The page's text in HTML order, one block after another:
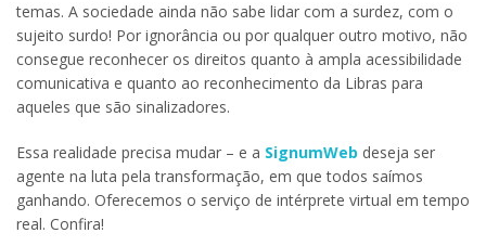
temas. A sociedade ainda não sabe lidar com a surdez, com o
sujeito surdo! Por ignorância ou por qualquer outro motivo, não
consegue reconhecer os direitos quanto à ampla acessibilidade
comunicativa e quanto ao reconhecimento da Libras para
aqueles que são sinalizadores.
Essa realidade precisa mudar – e a SignumWeb deseja ser
agente na luta pela transformação, em que todos saímos
ganhando. Oferecemos o serviço de intérprete virtual em tempo
real. Confira!